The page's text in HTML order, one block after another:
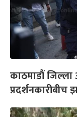
काठमाडौं जिल्ला
प्रदर्शनकारीबीच